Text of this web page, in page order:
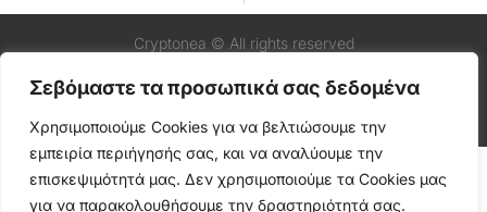
Σεβόμαστε τα προσωπικά σας δεδομένα
Χρησιμοποιούμε Cookies για να βελτιώσουμε την
εμπειρία περιήγησής σας, και να αναλύουμε την
επισκεψιμότητά μας. Δεν χρησιμοποιούμε τα Cookies μας
για να παρακολουθήσουμε την δραστηριότητά σας.
Cryptonea © All rights reserved